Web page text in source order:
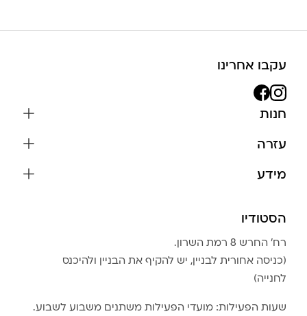
עקבו אחרינו
חנות
צמידים
בגדים
אביזרים
גברים
עזרה
צור קשר
מידע
שמירה על התכשיטים
הצהרת נגישות
טבלת מידות טבעות
Community Club
הסטודיו
רח׳ החרש 8 רמת השרון.
(כניסה אחורית לבניין, יש להקיף את הבניין ולהיכנס
לחנייה)
שעות הפעילות: מועדי הפעילות משתנים משבוע לשבוע.